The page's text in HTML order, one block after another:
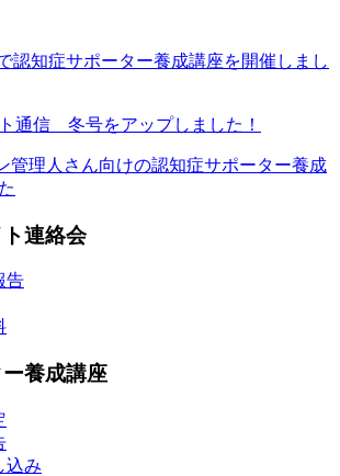
認知症サポーター養成講座を開催しまし
通信 冬号をアップしました！
管理人さん向けの認知症サポーター養成
連絡会
告
養成講座
込み